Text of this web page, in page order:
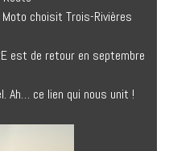
Moto choisit Trois-Rivières
est de retour en septembre
Ah… ce lien qui nous unit !